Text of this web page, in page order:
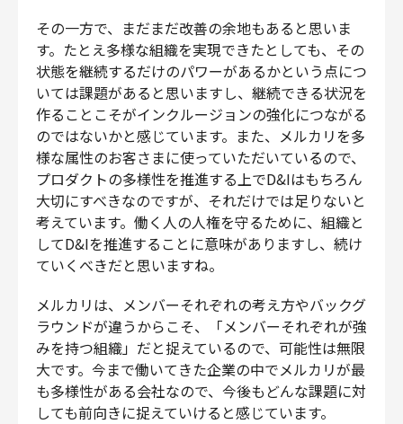
その一方で、まだまだ改善の余地もあると思いま
す。たとえ多様な組織を実現できたとしても、その
状態を継続するだけのパワーがあるかという点につ
いては課題があると思いますし、継続できる状況を
作ることこそがインクルージョンの強化につながる
のではないかと感じています。また、メルカリを多
様な属性のお客さまに使っていただいているので、
プロダクトの多様性を推進する上でD&Iはもちろん
大切にすべきなのですが、それだけでは足りないと
考えています。働く人の人権を守るために、組織と
してD&Iを推進することに意味がありますし、続け
ていくべきだと思いますね。
メルカリは、メンバーそれぞれの考え方やバックグ
ラウンドが違うからこそ、「メンバーそれぞれが強
みを持つ組織」だと捉えているので、可能性は無限
大です。今まで働いてきた企業の中でメルカリが最
も多様性がある会社なので、今後もどんな課題に対
しても前向きに捉えていけると感じています。